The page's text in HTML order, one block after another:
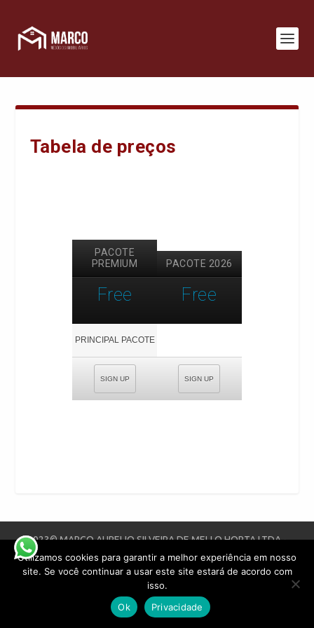
Tabela de preços
PACOTE
PREMIUM
Free
PRINCIPAL PACOTE
SIGN UP
PACOTE 2026
Free
SIGN UP
2023©️ MARCO AURELIO SILVEIRA DE MELLO HORTA LTDA -
CNPJ: 15.137.800/0001-26-TODOS OS DIREITOS RESERVADOS |
Design poremstudioweb|Políticas de Privacidade
Utilizamos cookies para garantir a melhor experiência em nosso
site. Se você continuar a usar este site estará de acordo com
isso.
Ok
Privacidade